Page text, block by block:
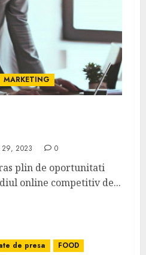
MARKETING
29, 2023 0
plin de oportunitati
online competitiv de...
de presa
FOOD